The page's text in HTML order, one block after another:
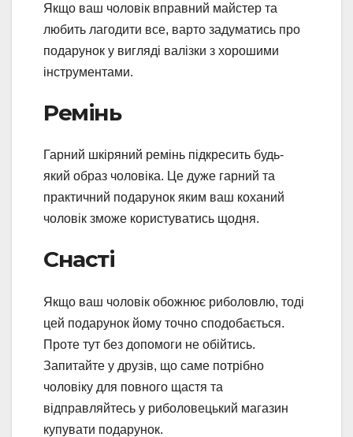
Якщо ваш чоловік вправний майстер та
любить лагодити все, варто задуматись про
подарунок у вигляді валізки з хорошими
інструментами.
Ремінь
Гарний шкіряний ремінь підкресить будь-
який образ чоловіка. Це дуже гарний та
практичний подарунок яким ваш коханий
чоловік зможе користуватись щодня.
Снасті
Якщо ваш чоловік обожнює риболовлю, тоді
цей подарунок йому точно сподобається.
Проте тут без допомоги не обійтись.
Запитайте у друзів, що саме потрібно
чоловіку для повного щастя та
відправляйтесь у риболовецький магазин
купувати подарунок.